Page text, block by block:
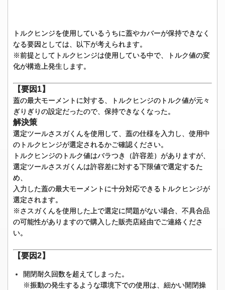
トルクヒンジを使用しているうちに蓋やカバーが保持できなく
なる要因としては、以下が考えられます。
※前提としてトルクヒンジは使用している中で、トルク値の変
化が構造上発生します。
【要因1】
蓋の最大モーメントに対する、トルクヒンジのトルク値が元々
ぎりぎりの設定だったので、保持できなくなった。
解決策
選定ツールさスガくんを使用して、蓋の仕様を入力し、使用中
のトルクヒンジが選定されるかご確認ください。
トルクヒンジのトルク値はバラつき（許容差）がありますが、
選定ツールさスガくんは許容差に対する下限値で選定するた
め、
入力した蓋の最大モーメントに十分対応できるトルクヒンジが
選定されます。
※さスガくんを使用した上で選定に問題がない場合、不具合品
の可能性がありますので購入した販売店経由でご連絡くださ
い。
【要因2】
開閉耐久回数を超えてしまった。
※振動の発生するような環境下での使用は、細かい開閉操